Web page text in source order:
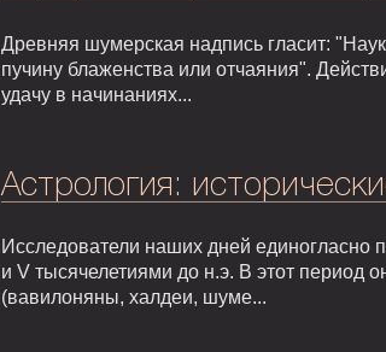
Древняя шумерская надпись гласит:
пучину блаженства или отчаяния".
удачу в начинаниях...
Астрология:
Исследователи наших дней единогласно
и V тысячелетиями до н.э. В этот период
(вавилоняны, халдеи, шуме...